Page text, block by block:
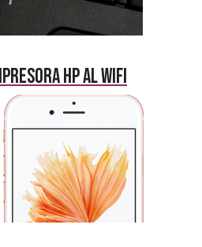
HP al wifi